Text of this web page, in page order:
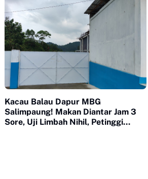
Kacau Balau Dapur MBG
Salimpaung! Makan Diantar Jam 3
Sore, Uji Limbah Nihil, Petinggi